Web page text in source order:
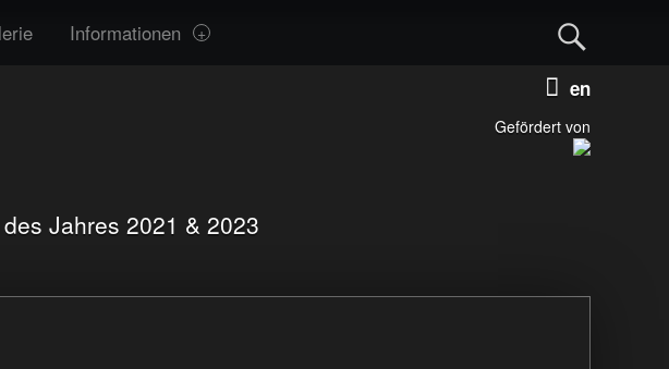
Informationen
Deutsch
Jahres 2021 & 2023
Gefördert von